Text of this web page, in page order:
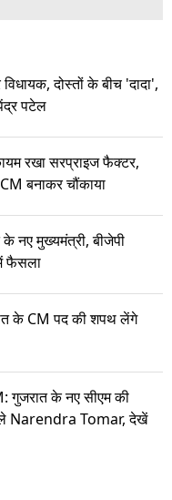
विधायक, दोस्तों के बीच 'दादा',
पटेल
रखा सरप्राइज फैक्टर,
बनाकर चौंकाया
नए मुख्यमंत्री, बीजेपी
फैसला
के CM पद की शपथ लेंगे
के नए सीएम की
Narendra Tomar, देखें